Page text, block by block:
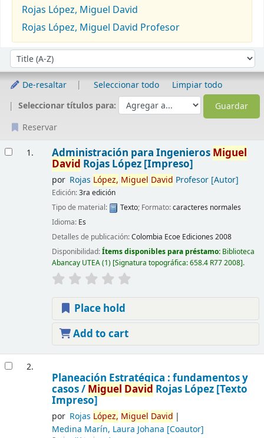
Rojas López, Miguel David
Rojas López, Miguel David Profesor
Ordenar por:
De-resaltar Seleccionar todo
Limpiar todo
Seleccionar títulos para:
Reservar
1. Administración para Ingenieros Miguel
David Rojas López [Impreso]
por Rojas López, Miguel David Profesor[Autor]
Edición:3ra edición
Tipo de material:
Texto; Formato:caracteres normales
Idioma: Es
Detalles de publicación:Colombia Ecoe Ediciones 2008
Disponibilidad:Ítems disponibles para préstamo: Biblioteca
Abancay UTEA(1) Signatura topográfica:658.4 R77 2008 .
Place hold
Add to cart
2.
Planeación Estratégica : fundamentos y
casos / Miguel David Rojas López [Texto
Impreso]
por Rojas López, Miguel David
Medina Marín, Laura Johana [Coautor]